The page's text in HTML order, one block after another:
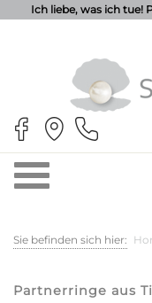
Ich liebe, was ich tue!
Sie befinden sich hier:
Partnerringe aus